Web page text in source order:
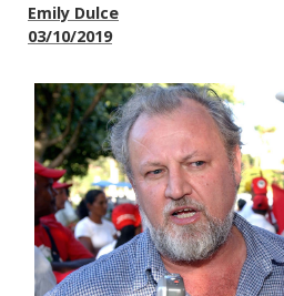
Emily Dulce
03/10/2019